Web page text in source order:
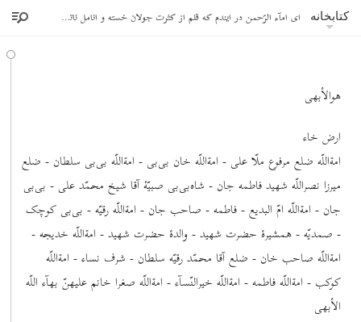
کتابخانه ای امآء الرّحمن در ایندم که قلم از کثرت جولان خسته و انامل ناتوان گشته جناب ابن ابهر این ورق را پیشکش این عبد نمود
هوالأبهی
ارض خاء
امة‌اللّه ضلع مرفوع ملّا علی - امة‌اللّه خان بی‌بی - امة‌اللّه بی‌بی سلطان - ضلع
میرزا نصراللّه شهید فاطمه جان - شاه‌بی‌بی صبیّۀ آقا شیخ محمّد علی - بی‌بی
جان - امة‌اللّه امّ البدیع - فاطمه - صاحب جان - امة‌اللّه رقیّه - بی‌بی کوچک
- صمدیّه - همشیرۀ حضرت شهید - والدۀ حضرت شهید - امة‌اللّه خدیجه -
امة‌اللّه صاحب خان - ضلع آقا محمّد رقیّه سلطان - شرف نساء - امة‌اللّه
کوکب - امة‌اللّه فاطمه - امة‌اللّه خیرالنّسآء - امة‌اللّه صغرا خانم علیهنّ بهآء اللّه
الأبهی